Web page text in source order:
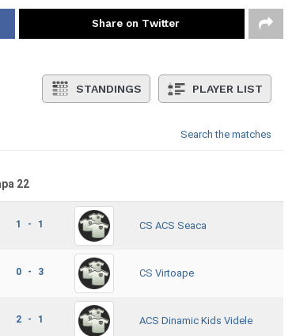
Share on Twitter
STANDINGS PLAYER LIST
Search the matches
22
1 - 1 CS ACS Seaca
0 - 3 CS Virtoape
2 - 1 ACS Dinamic Kids Videle